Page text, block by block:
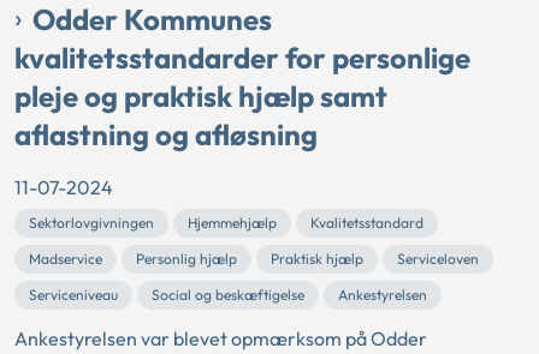
Odder Kommunes
kvalitetsstandarder for personlige
pleje og praktisk hjælp samt
aflastning og afløsning
11-07-2024
Sektorlovgivningen Hjemmehjælp
Kvalitetsstandard
Madservice
Personlig hjælp Praktisk hjælp
Serviceloven
Serviceniveau
Social og beskæftigelse Ankestyrelsen
Ankestyrelsen var blevet opmærksom på Odder